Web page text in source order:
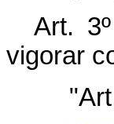
Art.
vigorar